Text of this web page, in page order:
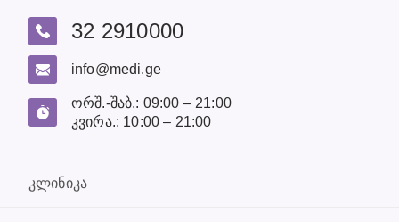
32 2910000
info@medi.ge
ორშ.-შაბ.: 09:00 – 21:00
კვირა.: 10:00 – 21:00
კლინიკა